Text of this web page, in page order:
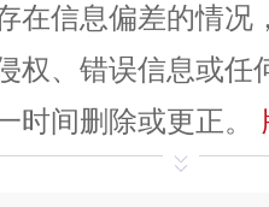
在信息偏差的情况
权、错误信息或任
时间删除或更正。
自有内容（文字